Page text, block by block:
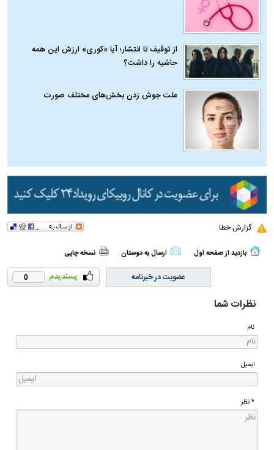
از توقیف تا انتشار؛ آیا «کوری» ارزش این همه
حاشیه را داشت؟
علت جوش زدن بخش‌های مختلف صورت
گزارش خطا
بازدید از صفحه اول ارسال به دوستان نسخه چاپی
0 عضویت در خبرنامه
نظرات شما
نام
ایمیل
* نظر